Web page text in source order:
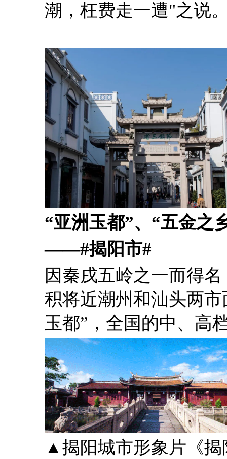
潮，枉费走一遭"之说
“亚洲玉都”、“五金之
——#揭阳市#
因秦戌五岭之一而得
积将近潮州和汕头两
玉都”，全国的中、高
▲揭阳城市形象片《揭